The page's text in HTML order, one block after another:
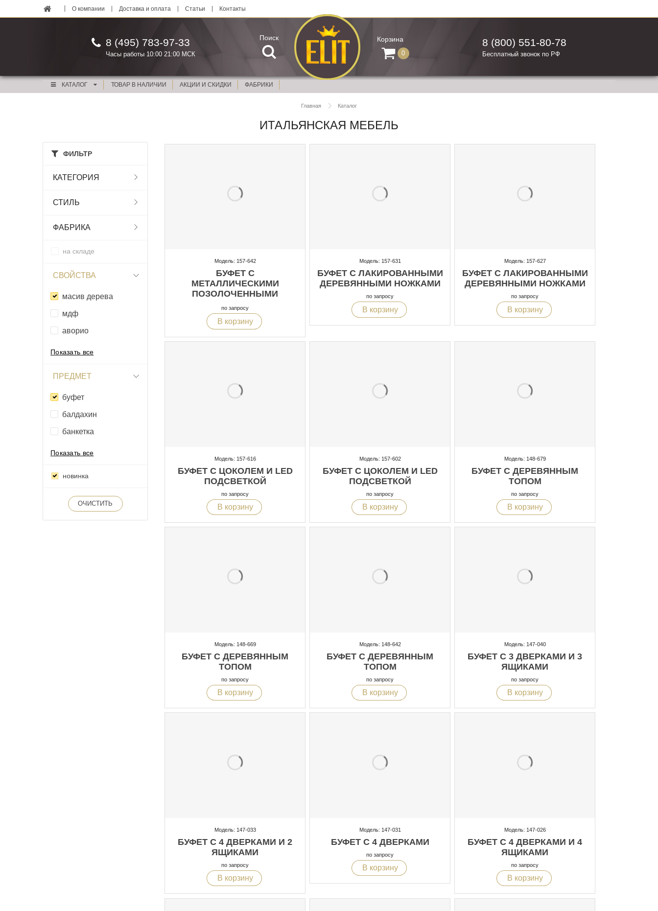
О компании Доставка и оплата Статьи Контакты
8 (495) 783-97-33
Часы работы 10:00 21:00 МСК
Поиск Корзина
0
8 (800) 551-80-78
Бесплатный звонок по РФ
КАТАЛОГ ТОВАР В НАЛИЧИИ АКЦИИ И СКИДКИ ФАБРИКИ
Главная Каталог
ИТАЛЬЯНСКАЯ МЕБЕЛЬ
ФИЛЬТР
КАТЕГОРИЯ
СТИЛЬ
ФАБРИКА
на складе
СВОЙСТВА
масив дерева
мдф
аворио
Показать все
ПРЕДМЕТ
буфет
балдахин
банкетка
Показать все
новинка
ОЧИСТИТЬ
Модель: 157-642
БУФЕТ С
МЕТАЛЛИЧЕСКИМИ
ПОЗОЛОЧЕННЫМИ
по запросу
В корзину
Модель: 157-631
БУФЕТ С ЛАКИРОВАННЫМИ
ДЕРЕВЯННЫМИ НОЖКАМИ
по запросу
В корзину
Модель: 157-627
БУФЕТ С ЛАКИРОВАННЫМИ
ДЕРЕВЯННЫМИ НОЖКАМИ
по запросу
В корзину
Модель: 157-616
БУФЕТ С ЦОКОЛЕМ И LED
ПОДСВЕТКОЙ
по запросу
В корзину
Модель: 157-602
БУФЕТ С ЦОКОЛЕМ И LED
ПОДСВЕТКОЙ
по запросу
В корзину
Модель: 148-679
БУФЕТ С ДЕРЕВЯННЫМ
ТОПОМ
по запросу
В корзину
Модель: 148-669
БУФЕТ С ДЕРЕВЯННЫМ
ТОПОМ
по запросу
В корзину
Модель: 148-642
БУФЕТ С ДЕРЕВЯННЫМ
ТОПОМ
по запросу
В корзину
Модель: 147-040
БУФЕТ С 3 ДВЕРКАМИ И 3
ЯЩИКАМИ
по запросу
В корзину
Модель: 147-033
БУФЕТ С 4 ДВЕРКАМИ И 2
ЯЩИКАМИ
по запросу
В корзину
Модель: 147-031
БУФЕТ С 4 ДВЕРКАМИ
по запросу
В корзину
Модель: 147-026
БУФЕТ С 4 ДВЕРКАМИ И 4
ЯЩИКАМИ
по запросу
В корзину